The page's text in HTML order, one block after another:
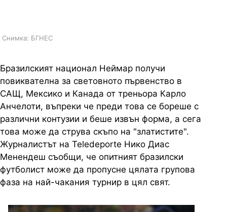
Снимка: БГНЕС
Бразилският национал Неймар получи
повиквателна за световното първенство в
САЩ, Мексико и Канада от треньора Карло
Анчелоти, въпреки че преди това се бореше с
различни контузии и беше извън форма, а сега
това може да струва скъпо на "златистите".
Журналистът на Teledeporte Нико Диас
Менендеш съобщи, че опитният бразилски
футболист може да пропусне цялата групова
фаза на най-чакания турнир в цял свят.